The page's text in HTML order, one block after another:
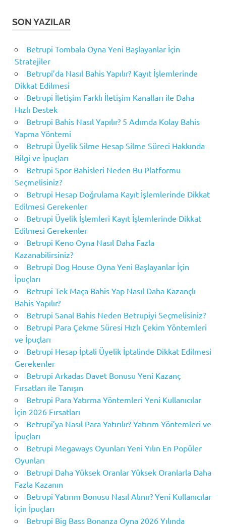
SON YAZILAR
Betrupi Tombala Oyna Yeni Başlayanlar İçin
Stratejiler
Betrupi’da Nasıl Bahis Yapılır? Kayıt İşlemlerinde
Dikkat Edilmesi
Betrupi İletişim Farklı İletişim Kanalları ile Daha
Hızlı Destek
Betrupi Bahis Nasıl Yapılır? 5 Adımda Kolay Bahis
Yapma Yöntemi
Betrupi Üyelik Silme Hesap Silme Süreci Hakkında
Bilgi ve İpuçları
Betrupi Spor Bahisleri Neden Bu Platformu
Seçmelisiniz?
Betrupi Hesap Doğrulama Kayıt İşlemlerinde Dikkat
Edilmesi Gerekenler
Betrupi Üyelik İşlemleri Kayıt İşlemlerinde Dikkat
Edilmesi Gerekenler
Betrupi Keno Oyna Nasıl Daha Fazla
Kazanabilirsiniz?
Betrupi Dog House Oyna Yeni Başlayanlar İçin
İpuçları
Betrupi Tek Maça Bahis Yap Nasıl Daha Kazançlı
Bahis Yapılır?
Betrupi Sanal Bahis Neden Betrupiyi Seçmelisiniz?
Betrupi Para Çekme Süresi Hızlı Çekim Yöntemleri
ve İpuçları
Betrupi Hesap İptali Üyelik İptalinde Dikkat Edilmesi
Gerekenler
Betrupi Arkadas Davet Bonusu Yeni Kazanç
Fırsatları ile Tanışın
Betrupi Para Yatırma Yöntemleri Yeni Kullanıcılar
İçin 2026 Fırsatları
Betrupi’ya Nasıl Para Yatırılır? Yatırım Yöntemleri ve
İpuçları
Betrupi Megaways Oyunları Yeni Yılın En Popüler
Oyunları
Betrupi Daha Yüksek Oranlar Yüksek Oranlarla Daha
Fazla Kazanın
Betrupi Yatırım Bonusu Nasıl Alınır? Yeni Kullanıcılar
İçin İpuçları
Betrupi Big Bass Bonanza Oyna 2026 Yılında